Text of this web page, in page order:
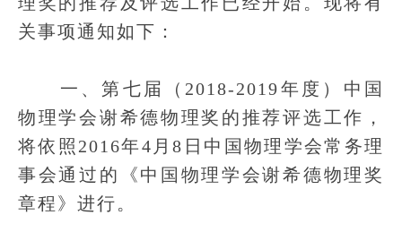
关事项通知如下：
一、第七届（2018-2019年度）中国
物理学会谢希德物理奖的推荐评选工作，
将依照2016年4月8日中国物理学会常务理
事会通过的《中国物理学会谢希德物理奖
章程》进行。